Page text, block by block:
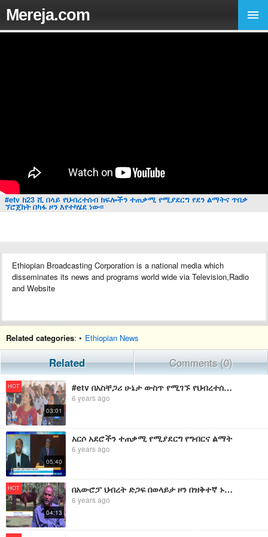
Mereja.com
#etv ከ23 ሺ በላይ የህብረተሰብ ክፍሎችን ተጠቃሚ የሚያደርግ የደን ልማትና ጥበቃ
ኘሮጀክት በካፋ ዞን እየተካሄደ ነው፡፡
Ethiopian Broadcasting Corporation is a national media which
disseminates its news and programs world wide via Television,Radio
and Website
Related categories: • Ethiopian News
Related Comments (0)
HOT
03:01
#etv በአስቸጋሪ ሁኔታ ውስጥ የሚገኙ የህብረተሰብ ክፍሎችን ተባብሮ ለመደበኛ ኑሮ ማብቃት እንደሚገባ ተገለፀ፡፡
6 years ago
05:40
አርሶ አደሮችን ተጠቃሚ የሚያደርግ የግብርና ልማት
6 years ago
HOT
04:13
በአውሮፓ ህብረት ድጋፍ በወላይታ ዞን በዝቅተኛ ኑሮ ላይ የሚገኙ የህብረተሰብ ክፍሎችን ከድህነት ለማውጣት የጥሪት ግንባታ ስራ እየተከናወነ ነው
6 years ago